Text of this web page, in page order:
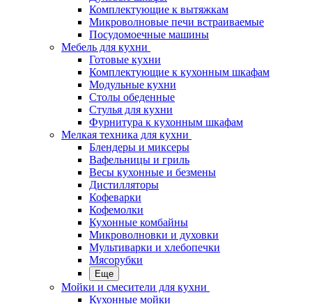
Комплектующие к вытяжкам
Микроволновые печи встраиваемые
Посудомоечные машины
Мебель для кухни
Готовые кухни
Комплектующие к кухонным шкафам
Модульные кухни
Столы обеденные
Стулья для кухни
Фурнитура к кухонным шкафам
Мелкая техника для кухни
Блендеры и миксеры
Вафельницы и гриль
Весы кухонные и безмены
Дистилляторы
Кофеварки
Кофемолки
Кухонные комбайны
Микроволновки и духовки
Мультиварки и хлебопечки
Мясорубки
Еще
Мойки и смесители для кухни
Кухонные мойки